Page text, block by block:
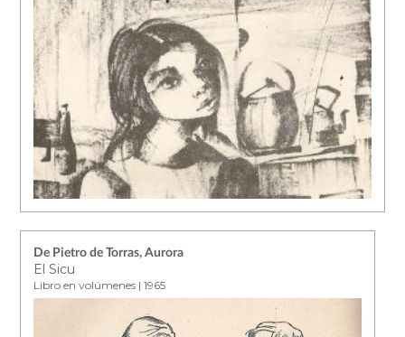
De Pietro de Torras, Aurora
El Sicu
Libro en volúmenes | 1965